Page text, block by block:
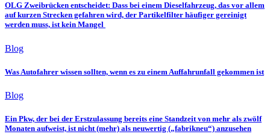
OLG Zweibrücken entscheidet: Dass bei einem Dieselfahrzeug, das vor allem
auf kurzen Strecken gefahren wird, der Partikelfilter häufiger gereinigt
werden muss, ist kein Mangel
Blog
Was Autofahrer wissen sollten, wenn es zu einem Auffahrunfall gekommen ist
Blog
Ein Pkw, der bei der Erstzulassung bereits eine Standzeit von mehr als zwölf
Monaten aufweist, ist nicht (mehr) als neuwertig („fabrikneu“) anzusehen